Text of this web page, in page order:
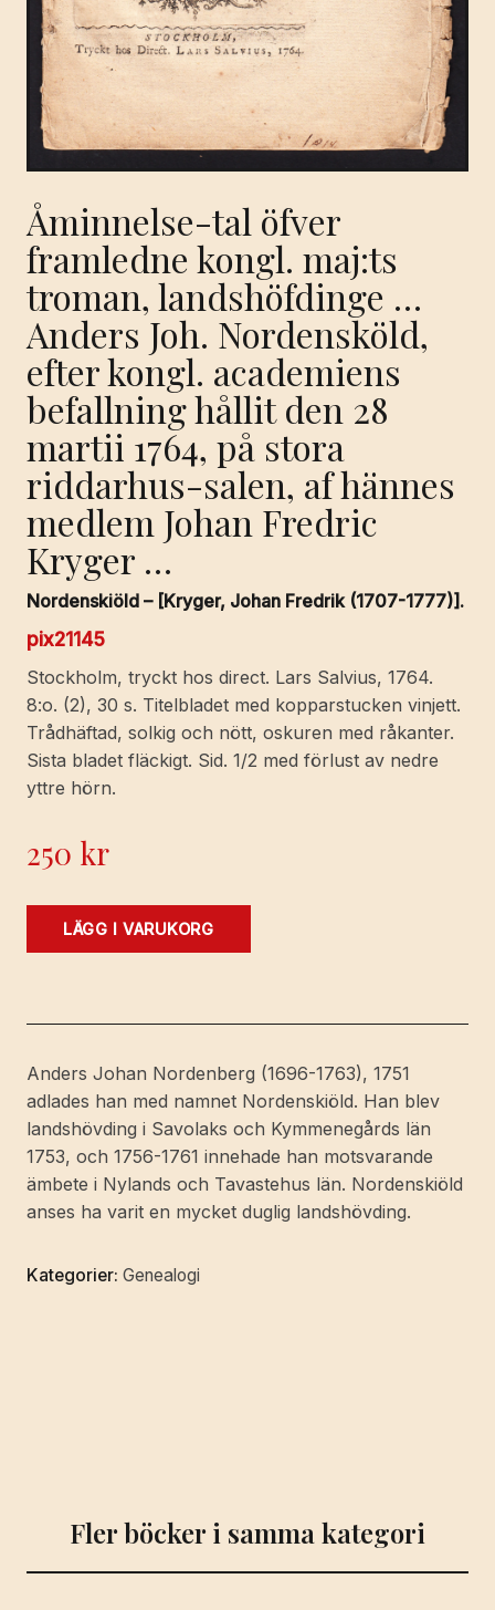
Åminnelse-tal öfver
framledne kongl. maj:ts
troman, landshöfdinge …
Anders Joh. Nordensköld,
efter kongl. academiens
befallning hållit den 28
martii 1764, på stora
riddarhus-salen, af hännes
medlem Johan Fredric
Kryger …
Nordenskiöld – [Kryger, Johan Fredrik (1707-1777)].
pix21145
Stockholm, tryckt hos direct. Lars Salvius, 1764.
8:o. (2), 30 s. Titelbladet med kopparstucken vinjett.
Trådhäftad, solkig och nött, oskuren med råkanter.
Sista bladet fläckigt. Sid. 1/2 med förlust av nedre
yttre hörn.
250 kr
Åminnelse-
kongl.
troman,
landshöfdinge
...
Anders
Joh.
Nordensköld,
kongl.
LÄGG I VARUKORG
Anders Johan Nordenberg (1696-1763), 1751
adlades han med namnet Nordenskiöld. Han blev
landshövding i Savolaks och Kymmenegårds län
1753, och 1756-1761 innehade han motsvarande
ämbete i Nylands och Tavastehus län. Nordenskiöld
anses ha varit en mycket duglig landshövding.
Kategorier: Genealogi
Fler böcker i samma kategori